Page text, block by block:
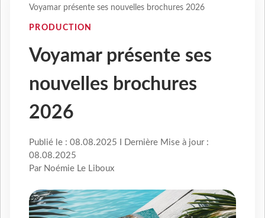
Voyamar présente ses nouvelles brochures 2026
PRODUCTION
Voyamar présente ses
nouvelles brochures
2026
Publié le : 08.08.2025 I Dernière Mise à jour :
08.08.2025
Par Noémie Le Liboux